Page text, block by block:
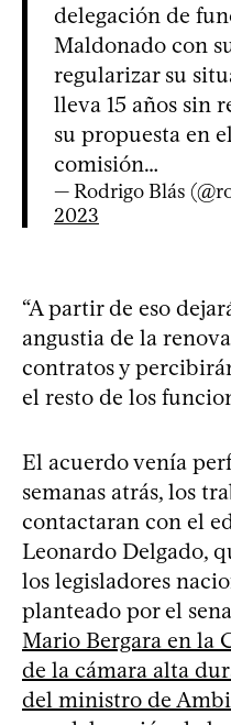
delegación de
Maldonado con
regularizar su
lleva 15 años sin
su propuesta en
comisión…
— Rodrigo Blás
2023
“A partir de eso
angustia de la
contratos y
el resto de los
El acuerdo venía
semanas atrás, los
contactaran con el
Leonardo Delgado,
los legisladores
planteado por el
Mario Bergara en la
de la cámara alta
del ministro de